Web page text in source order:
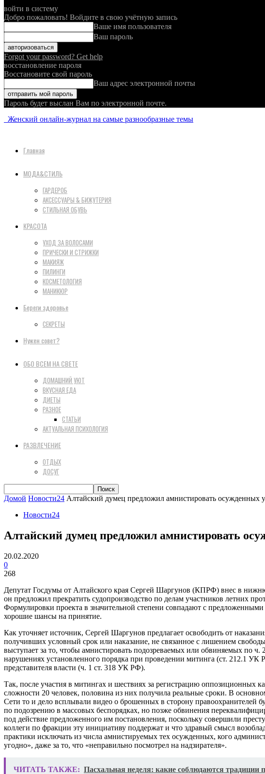
войти в систему
Добро пожаловать! Войдите в свою учётную запись
Ваше имя пользователя
Ваш пароль
Forgot your password? Get help
восстановление пароля
Восстановите свой пароль
Ваш адрес электронной почты
Пароль будет выслан Вам по электронной почте.
Женский онлайн-журнал на самые разнообразные темы
Главная
МОДА&СТИЛЬ
ГАРДЕРОБ
АКСЕССУАРЫ & БИЖУТЕРИЯ
СТИЛЬНАЯ ОБУВЬ
КРАСОТА
УХОД ЗА ВОЛОСАМИ
ПРИЧЕСКИ И СТРИЖКИ
МАКИЯЖ
ПИЛИНГИ
КОСМЕТОЛОГИЯ
МАНИКЮР
Береги здоровье
СЕКРЕТЫ
Нужен совет?
ОБО ВСЕМ НА СВЕТЕ
ДОМАШНИЙ УЮТ
ВКУСНАЯ ЕДА
ДИЕТЫ
РАЗНОЕ
СТАТЬИ
АКТУАЛЬНАЯ ПСИХОЛОГИЯ
РАЗВЛЕЧЕНИЕ
ОТДЫХ
ДОСУГ
Домой Новости24 Алтайский думец предложил амнистировать осужденных
Новости24
Алтайский думец предложил амнистировать
20.02.2020
0
268
Депутат Госдумы от Алтайского края Сергей Шаргунов (КПРФ) внес в
он предложил прекратить судопроизводство по делам участников летних
Формулировки проекта в значительной степени совпадают с
хорошие шансы на принятие.
Как уточняет источник, Сергей Шаргунов предлагает освободить от
получивших условный срок или наказание, не связанное с лишением
выступает за то, чтобы амнистировать подозреваемых или обвиняемых по
нарушениях установленного порядка при проведении митинга (ст. 212.1
представителя власти (ч. 1 ст. 318 УК РФ).
Так, после участия в митингах и шествиях за регистрацию оппозиционных
сложности 20 человек, половина из них получила реальные сроки. В
Сети то и дело всплывали видео о брошенных в сторону
по подозрению в массовых беспорядках, но позже обвинения
под действие предложенного им постановления, поскольку совершили
коллеги по фракции эту инициативу поддержат и что здравый смысл
практики исключать из числа амнистируемых тех осужденных, кого
угодно», даже за то, что «неправильно посмотрел на надзирателя».
ЧИТАТЬ ТАКЖЕ: Пасхальная неделя: какие соблюдаются традиции